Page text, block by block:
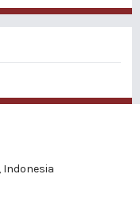
Indonesia